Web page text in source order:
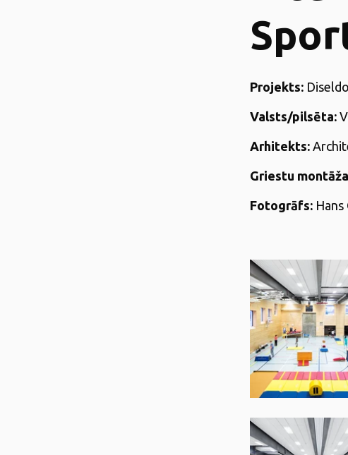
Projekts:
Valsts/pilsēta:
Arhitekts:
Griestu
Fotogrāfs: Hans